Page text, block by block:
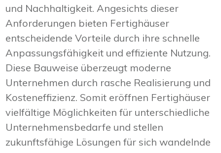
und Nachhaltigkeit. Angesichts dieser
Anforderungen bieten Fertighäuser
entscheidende Vorteile durch ihre schnelle
Anpassungsfähigkeit und effiziente Nutzung.
Diese Bauweise überzeugt moderne
Unternehmen durch rasche Realisierung und
Kosteneffizienz. Somit eröffnen Fertighäuser
vielfältige Möglichkeiten für unterschiedliche
Unternehmensbedarfe und stellen
zukunftsfähige Lösungen für sich wandelnde